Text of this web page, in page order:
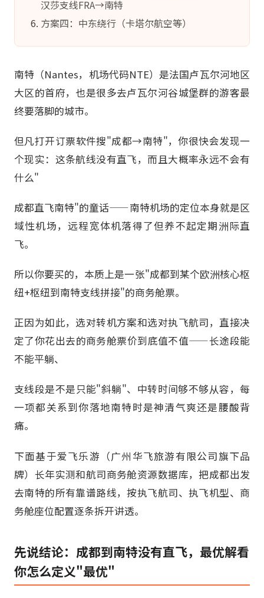
汉莎支线FRA→南特
方案四：中东绕行（卡塔尔航空等）
南特（Nantes，机场代码NTE）是法国卢瓦尔河地区
大区的首府，也是很多去卢瓦尔河谷城堡群的游客最
终要落脚的城市。
但凡打开订票软件搜"成都→南特"，你很快会发现一
个现实：这条航线没有直飞，而且大概率永远不会有
什么"
成都直飞南特"的童话——南特机场的定位本身就是区
域性机场，远程宽体机落得了但养不起定期洲际直
飞。
所以你要买的，本质上是一张"成都到某个欧洲核心枢
纽+枢纽到南特支线拼接"的商务舱票。
正因为如此，选对转机方案和选对执飞航司，直接决
定了你花出去的商务舱票价到底值不值——长途段能
不能平躺、
支线段是不是只能"斜躺"、中转时间够不够从容，每
一项都关系到你落地南特时是神清气爽还是腰酸背
痛。
下面基于爱飞乐游（广州华飞旅游有限公司旗下品
牌）长年实测和航司商务舱资源数据库，把成都出发
去南特的所有靠谱路线，按执飞航司、执飞机型、商
务舱座位配置逐条拆开讲透。
先说结论：成都到南特没有直飞，最优解看
你怎么定义"最优"